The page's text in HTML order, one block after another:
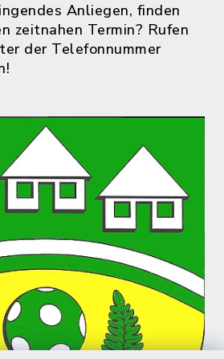
Anliegen, finden
zeitnahen Termin? Rufen
der Telefonnummer